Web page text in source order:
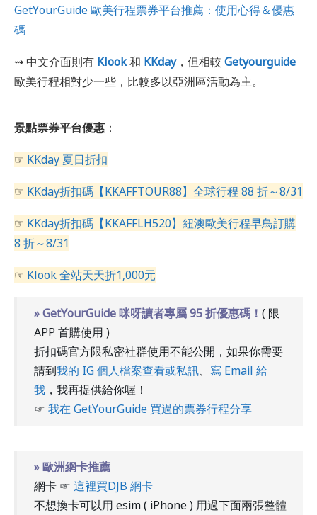
GetYourGuide 歐美行程票券平台推薦：使用心得＆優惠
碼
⇝ 中文介面則有 Klook和 KKday，但相較 Getyourguide
歐美行程相對少一些，比較多以亞洲區活動為主。
景點票券平台優惠 ：
☞ KKday 夏日折扣
☞ KKday折扣碼【KKAFFTOUR88】全球行程 88 折～8/31
☞ KKday折扣碼【KKAFFLH520】紐澳歐美行程早鳥訂購
8 折～8/31
☞ Klook 全站天天折1,000元
» GetYourGuide 咪呀讀者專屬 95 折優惠碼！ ( 限
APP 首購使用 )
折扣碼官方限私密社群使用不能公開，如果你需要
請到我的 IG 個人檔案查看或私訊、 寫 Email 給
我 ，我再提供給你喔！
☞ 我在 GetYourGuide 買過的票券行程分享
» 歐洲網卡推薦
網卡 ☞ 這裡買DJB 網卡
不想換卡可以用 esim ( iPhone ) 用過下面兩張整體